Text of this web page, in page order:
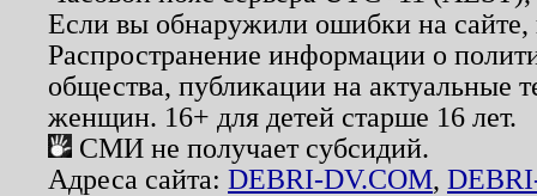
Если вы обнаружили ошибки на
Распространение информации о
общества, публикации на актуальные
женщин. 16+ для детей старше 16 лет.
СМИ не получает субсидий.
Адреса сайта: DEBRI-DV.COM,